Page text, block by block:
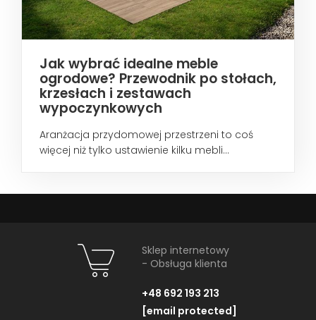
Jak wybrać idealne meble
ogrodowe? Przewodnik po stołach,
krzesłach i zestawach
wypoczynkowych
Aranżacja przydomowej przestrzeni to coś
więcej niż tylko ustawienie kilku mebli...
Sklep internetowy
- Obsługa klienta
+48 692 193 213
[email protected]